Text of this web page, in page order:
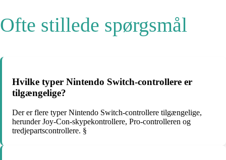
Ofte stillede spørgsmål
Hvilke typer Nintendo Switch-controllere er
tilgængelige?
Der er flere typer Nintendo Switch-controllere tilgængelige,
herunder Joy-Con-skypekontrollere, Pro-controlleren og
tredjepartscontrollere. §